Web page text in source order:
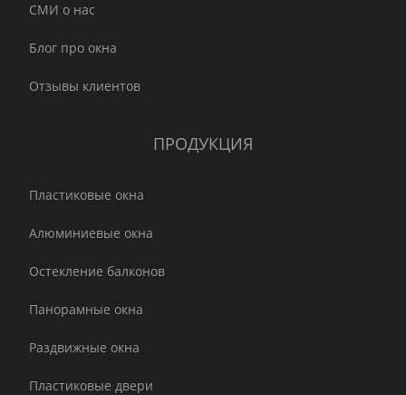
СМИ о нас
Блог про окна
Отзывы клиентов
ПРОДУКЦИЯ
Пластиковые окна
Алюминиевые окна
Остекление балконов
Панорамные окна
Раздвижные окна
Пластиковые двери